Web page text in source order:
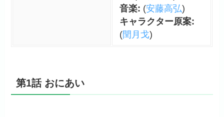
音楽: (安藤高弘)
キャラクター原案:
(閏月戈)
第1話 おにあい